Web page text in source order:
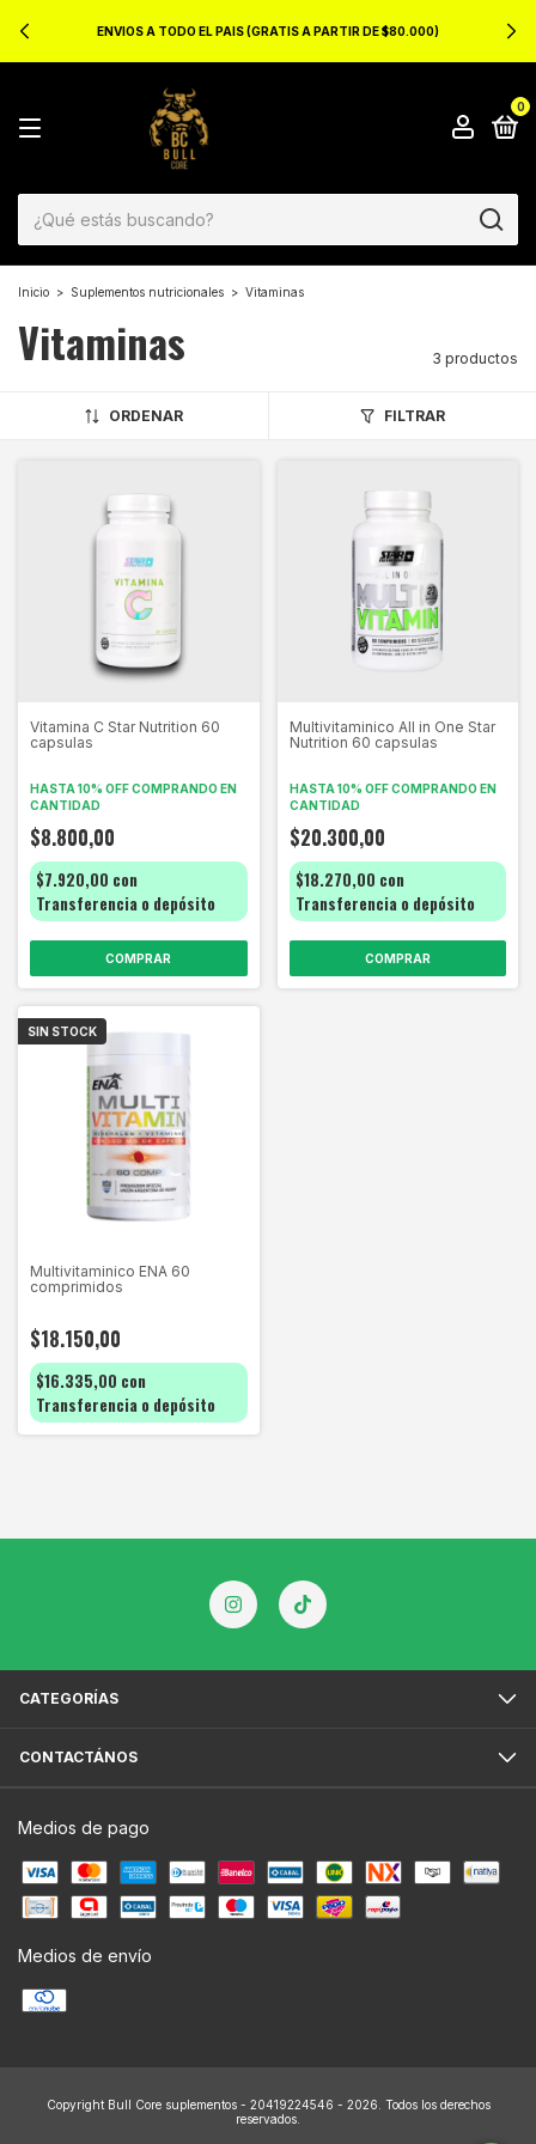
ENVIOS A TODO EL PAIS (GRATIS A PARTIR DE $80.000)
0
Inicio > Suplementos nutricionales > Vitaminas
Vitaminas 3 productos
ORDENAR FILTRAR
Vitamina C Star Nutrition 60
capsulas
HASTA 10% OFFCOMPRANDO EN
CANTIDAD
$8.800,00
$7.920,00 con
Transferencia o depósito
Multivitaminico All in One Star
Nutrition 60 capsulas
HASTA 10% OFF COMPRANDO EN
CANTIDAD
$20.300,00
$18.270,00 con
Transferencia o depósito
SIN STOCK
Multivitaminico ENA 60
comprimidos
$18.150,00
$16.335,00 con
Transferencia o depósito
CATEGORÍAS
CONTACTÁNOS
Medios de pago
Medios de envío
Copyright Bull Core suplementos - 20419224546 - 2026. Todos los derechos
reservados.